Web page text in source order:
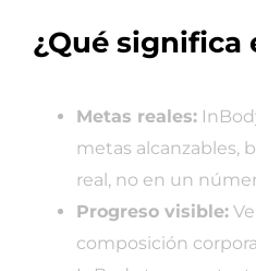
¿Qué significa
Metas reales:
metas alcanzables,
real, no en un
Progreso visible:
composición